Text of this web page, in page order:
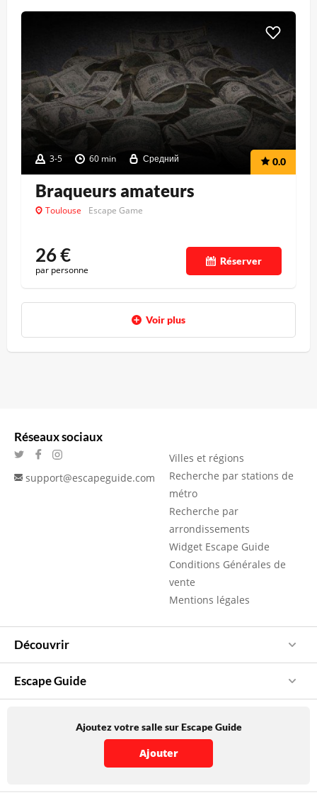
3-5 60 min Средний 0.0
Braqueurs amateurs
Toulouse Escape Game
26€
par personne
Réserver
Voir plus
Réseaux sociaux
support@escapeguide.com
Villes et régions
Recherche par stations de
métro
Recherche par
arrondissements
Widget Escape Guide
Conditions Générales de
vente
Mentions légales
Découvrir
Escape Guide
Ajoutez votre salle sur Escape Guide
Ajouter